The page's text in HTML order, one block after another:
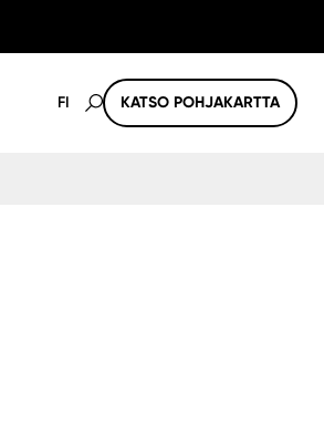
FI KATSO POHJAKARTTA